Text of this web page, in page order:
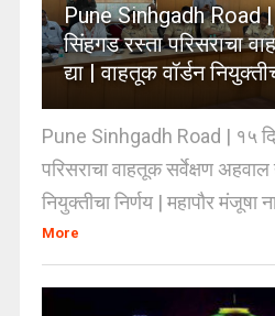
Pune Sinhgadh Road
सिंहगड रस्ता परिसराचा
द्या | वाहतूक वॉर्डन
Pune Sinhgadh Road | १५
परिसराचा वाहतूक सर्वेक्षण अहवाल
नियुक्तीचा निर्णय | महापौर मंजूषा
More